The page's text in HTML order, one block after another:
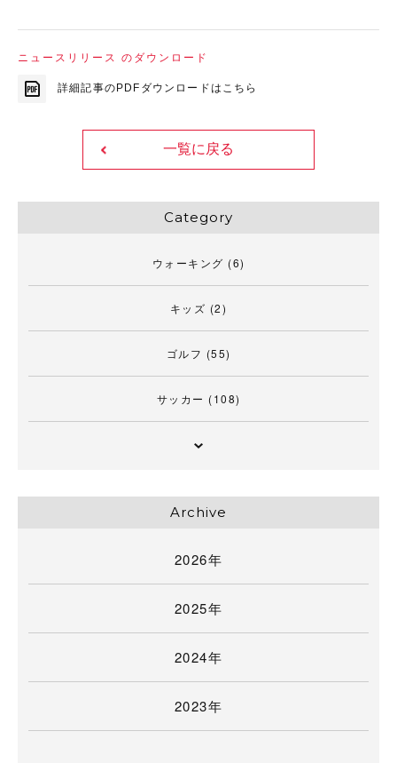
ニュースリリース のダウンロード
詳細記事のPDFダウンロードはこちら
一覧に戻る
Category
ウォーキング (6)
キッズ (2)
ゴルフ (55)
サッカー (108)
Archive
2026年
2025年
2024年
2023年